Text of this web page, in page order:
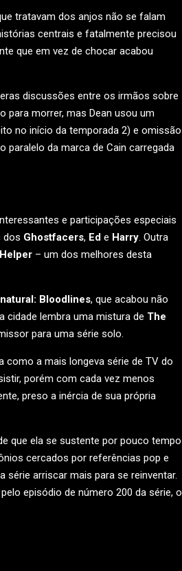
tratavam dos anjos não se falam
centrais e fatalmente precisou
que em vez de chocar acabou
discussões entre os irmãos sobre
para morrer, mas Dean usou um
no início da temporada 2) e omissão
da marca de Cain carregada
e participações especiais
dos Ghostfacers, Ed e Harry. Outra
– um dos melhores desta
Bloodlines, que acabou não
lembra uma mistura de The
para uma série solo.
como a mais longeva série de TV do
porém com cada vez menos
preso a inércia de sua própria
que ela se sustente por pouco tempo
cercados por referências pop e
arriscar mais para se reinventar.
episódio de número 200 da série, o